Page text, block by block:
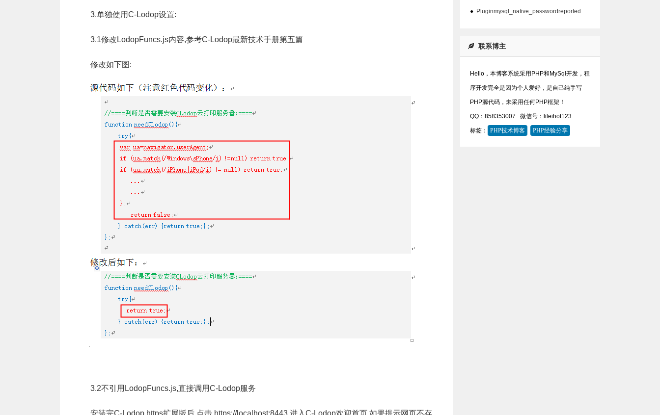
3.单独使用C-Lodop设置:
3.1修改LodopFuncs.js内容,参考C-Lodop最新技术手册第五篇
修改如下图:
3.2不引用LodopFuncs.js,直接调用C-Lodop服务
安装完C-Lodop https扩展版后,点击 https://localhost:8443 进入C-Lodop欢迎首页,如果提示网页不存
● Pluginmysql_native_passwordreported:''mysql_native_password'isdeprecate问题
联系博主
Hello，本博客系统采用PHP和MySql开发，程
序开发完全是因为个人爱好，是自己纯手写
PHP源代码，未采用任何PHP框架！
QQ：858353007 微信号：lileihot123
标签： PHP技术博客 PHP经验分享